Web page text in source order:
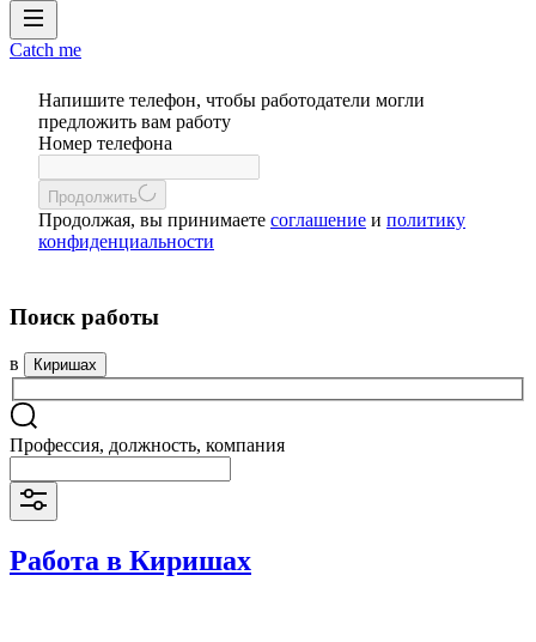
Catch me
Напишите телефон, чтобы работодатели могли
предложить вам работу
Номер телефона
Продолжить
Продолжая, вы принимаете соглашение и политику
конфиденциальности
Поиск работы
в Киришах
Профессия, должность, компания
Работа в Киришах